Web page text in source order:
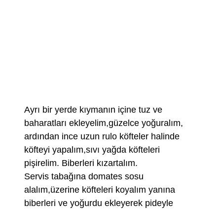
Ayrı bir yerde kıymanın içine tuz ve
baharatları ekleyelim,güzelce yoğuralım,
ardından ince uzun rulo köfteler halinde
köfteyi yapalım,sıvı yağda köfteleri
pişirelim. Biberleri kızartalım.
Servis tabağına domates sosu
alalım,üzerine köfteleri koyalım yanına
biberleri ve yoğurdu ekleyerek pideyle